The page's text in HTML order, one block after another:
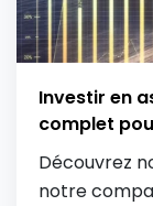
Investir en
complet
Découvrez
notre